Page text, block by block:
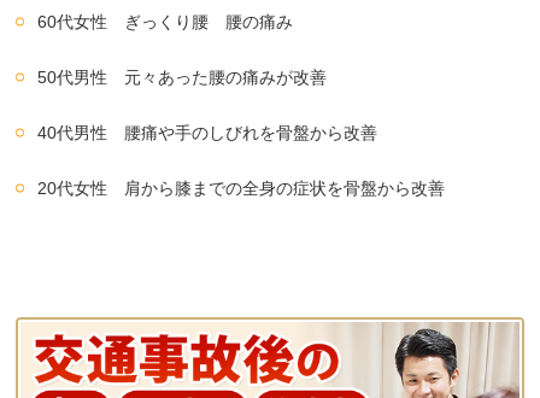
60代女性 ぎっくり腰 腰の痛み
50代男性 元々あった腰の痛みが改善
40代男性 腰痛や手のしびれを骨盤から改善
20代女性 肩から膝までの全身の症状を骨盤から改善